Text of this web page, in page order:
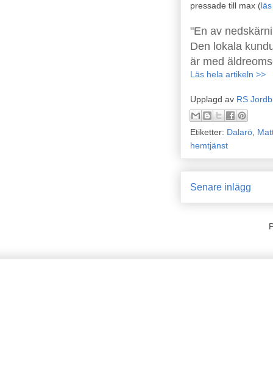
pressade till max (
"En av
Den lokala
är med
Läs hela artikeln >>
Upplagd av RS
Etiketter: Dalarö,
hemtjänst
Senare inlägg